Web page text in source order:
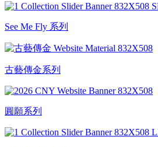
See Me Fly 系列
古藝傳金系列
圓願系列